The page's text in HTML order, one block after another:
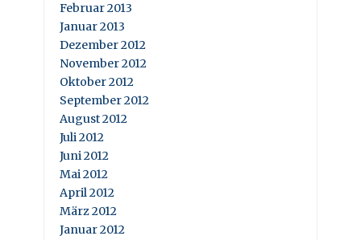
Februar 2013
Januar 2013
Dezember 2012
November 2012
Oktober 2012
September 2012
August 2012
Juli 2012
Juni 2012
Mai 2012
April 2012
März 2012
Januar 2012